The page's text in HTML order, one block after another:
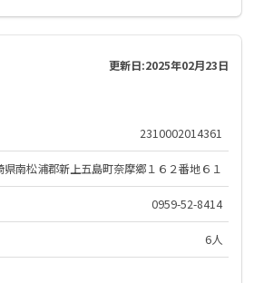
更新日:2025年02月23日
2310002014361
県南松浦郡新上五島町奈摩郷１６２番地６１
0959-52-8414
6人